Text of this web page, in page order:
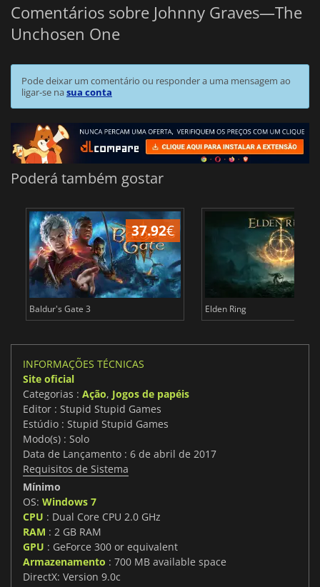
Comentários sobre Johnny Graves—The
Unchosen One
Pode deixar um comentário ou responder a uma mensagem ao
ligar-se nasua conta
Poderá também gostar
37.92€
Baldur's Gate 3 Elden Ring
INFORMAÇÕES TÉCNICAS
Site oficial
Categorias : Ação, Jogos de papéis
Editor : Stupid Stupid Games
Estúdio : Stupid Stupid Games
Modo(s) : Solo
Data de Lançamento : 6 de abril de 2017
Requisitos de Sistema
Mínimo
OS: Windows 7
CPU : Dual Core CPU 2.0 GHz
RAM : 2 GB RAM
GPU : GeForce 300 or equivalent
Armazenamento : 700 MB available space
DirectX: Version 9.0c